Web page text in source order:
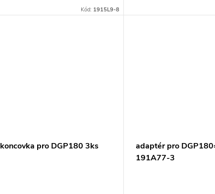
Kód: 1915L9-8
koncovka pro DGP180 3ks
adaptér pro
191A77-3